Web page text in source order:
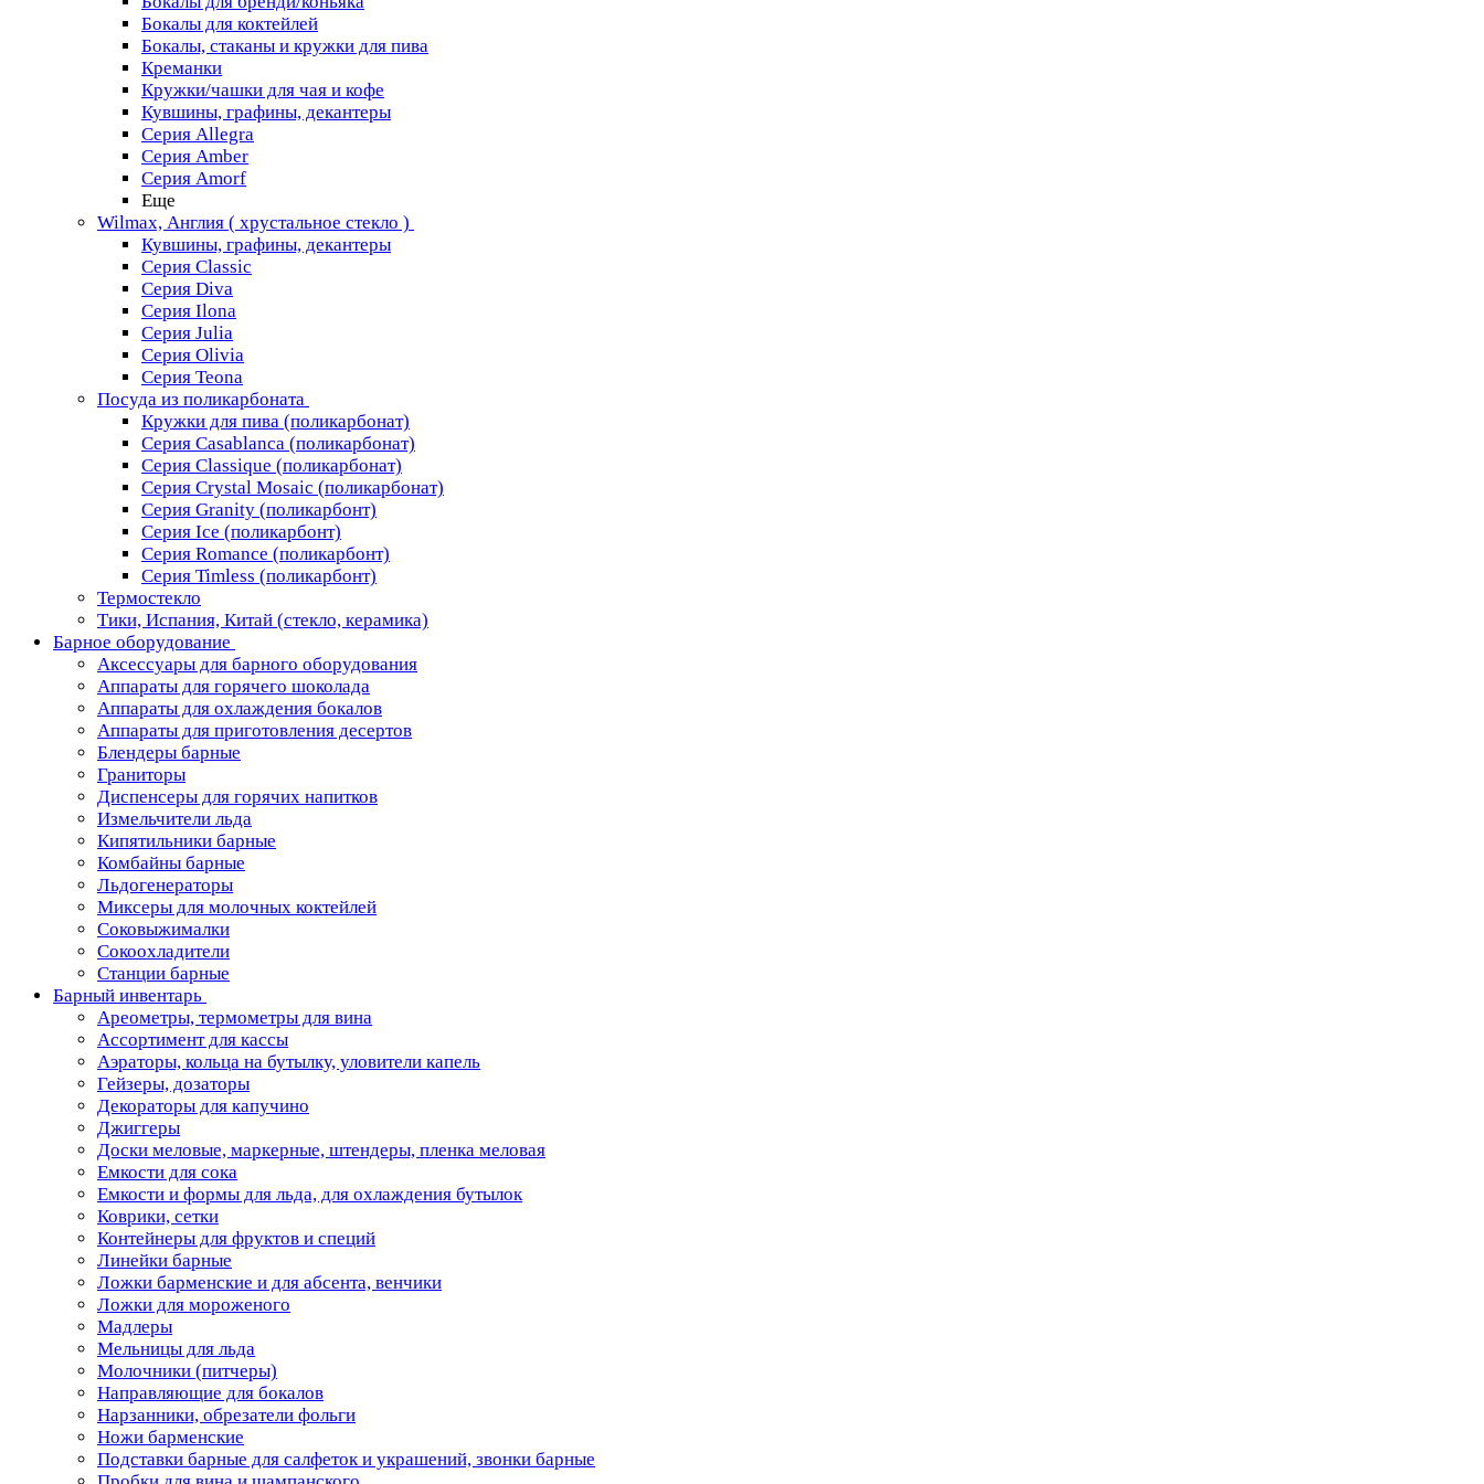
Бокалы для коктейлей
Бокалы, стаканы и кружки для пива
Креманки
Кружки/чашки для чая и кофе
Кувшины, графины, декантеры
Серия Allegra
Серия Amber
Серия Amorf
Еще
Wilmax, Англия ( хрустальное стекло )
Кувшины, графины, декантеры
Серия Classic
Серия Diva
Серия Ilona
Серия Julia
Серия Olivia
Серия Teona
Посуда из поликарбоната
Кружки для пива (поликарбонат)
Серия Casablanсa (поликарбонат)
Серия Classique (поликарбонат)
Серия Crystal Mosaic (поликарбонат)
Серия Granity (поликарбонт)
Серия Ice (поликарбонт)
Серия Romance (поликарбонт)
Серия Timless (поликарбонт)
Термостекло
Тики, Испания, Китай (стекло, керамика)
Барное оборудование
Аксессуары для барного оборудования
Аппараты для горячего шоколада
Аппараты для охлаждения бокалов
Аппараты для приготовления десертов
Блендеры барные
Граниторы
Диспенсеры для горячих напитков
Измельчители льда
Кипятильники барные
Комбайны барные
Льдогенераторы
Миксеры для молочных коктейлей
Соковыжималки
Сокоохладители
Станции барные
Барный инвентарь
Ареометры, термометры для вина
Ассортимент для кассы
Аэраторы, кольца на бутылку, уловители капель
Гейзеры, дозаторы
Декораторы для капучино
Джиггеры
Доски меловые, маркерные, штендеры, пленка меловая
Емкости для сока
Емкости и формы для льда, для охлаждения бутылок
Коврики, сетки
Контейнеры для фруктов и специй
Линейки барные
Ложки барменские и для абсента, венчики
Ложки для мороженого
Мадлеры
Мельницы для льда
Молочники (питчеры)
Направляющие для бокалов
Нарзанники, обрезатели фольги
Ножи барменские
Подставки барные для салфеток и украшений, звонки барные